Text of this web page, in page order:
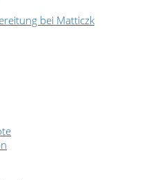
bei Matticzk